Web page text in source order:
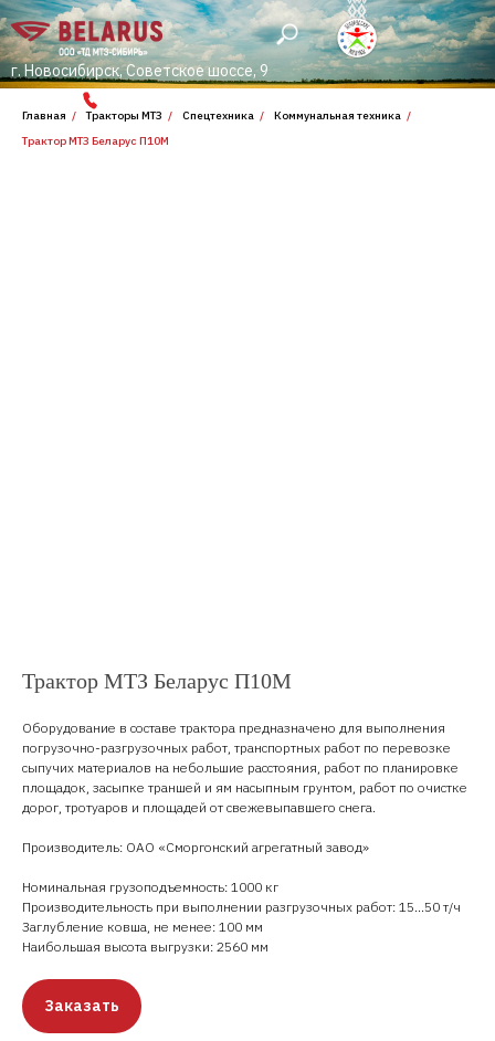
г. Новосибирск, Советское шоссе, 9
Главная / Тракторы МТЗ / Спецтехника / Коммунальная техника /
Трактор МТЗ Беларус П10М
Трактор МТЗ Беларус П10М
Оборудование в составе трактора предназначено для выполнения
погрузочно-разгрузочных работ, транспортных работ по перевозке
сыпучих материалов на небольшие расстояния, работ по планировке
площадок, засыпке траншей и ям насыпным грунтом, работ по очистке
дорог, тротуаров и площадей от свежевыпавшего снега.
Производитель: ОАО «Сморгонский агрегатный завод»
Номинальная грузоподъемность: 1000 кг
Производительность при выполнении разгрузочных работ: 15...50 т/ч
Заглубление ковша, не менее: 100 мм
Наибольшая высота выгрузки: 2560 мм
Заказать